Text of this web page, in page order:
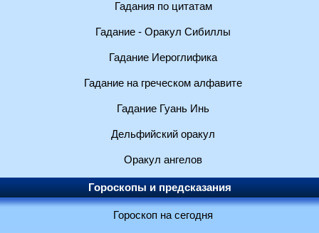
Гадания по цитатам
Гадание - Оракул Сибиллы
Гадание Иероглифика
Гадание на греческом алфавите
Гадание Гуань Инь
Дельфийский оракул
Оракул ангелов
Гороскопы и предсказания
Гороскоп на сегодня